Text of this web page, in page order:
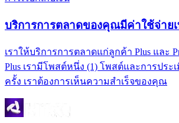
บริการการตลาดของคุณมีค่าใช้จ่ายเ
เราให้บริการการตลาดแก่ลูกค้า Plus และ
Plus เรามีโพสต์หนึ่ง (1) โพสต์และการปร
ครั้ง เราต้องการเห็นความสำเร็จของคุณ